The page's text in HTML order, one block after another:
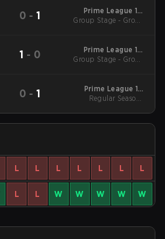
0 -1
Prime League 1st
Division Spring 2024
Group Stage - Group
1 - 0
Prime League 1st
Division Spring 2024
Group Stage - Group
0 -1
Prime League 1st
Division Summer 2023
Regular Season -
L L L L L L L
L L W W W W W